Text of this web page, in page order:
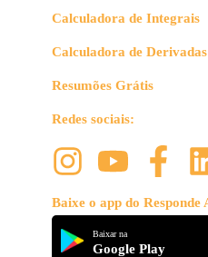
Calculadora de Integrais
Calculadora de Derivadas
Resumões Grátis
Redes sociais:
Baixe o app do Responde
Baixar na
Google Play